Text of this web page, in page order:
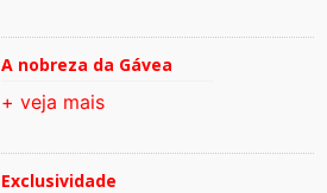
A nobreza da Gávea
+ veja mais
Exclusividade